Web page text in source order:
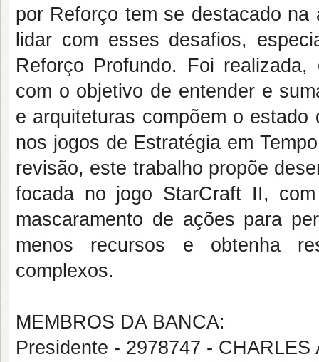
por Reforço tem se destacado
lidar com esses desafios,
Reforço Profundo. Foi
com o objetivo de entender e
e arquiteturas compõem o
nos jogos de Estratégia em
revisão, este trabalho propõe
focada no jogo StarCraft II,
mascaramento de ações para
menos recursos e obtenha
complexos.
MEMBROS DA BANCA:
Presidente - 2978747 -